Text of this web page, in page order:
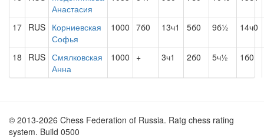
Анастасия
17 RUS Корниевская
Софья
1000 7б0 13ч1 5б0 9б½ 14ч0
18 RUS Смялковская
Анна
1000 + 3ч1 2б0 5ч½ 1б0
© 2013-2026 Chess Federation of Russia. Ratg chess rating
system. Build 0500